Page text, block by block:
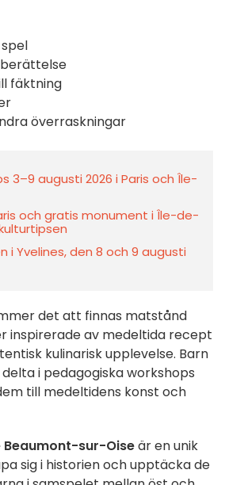
fäktning
överraskningar
3–9 augusti 2026 i Paris och Île-
och gratis monument i Île-de-
i Yvelines, den 8 och 9 augusti
det att finnas matstånd
inspirerade av medeltida recept
kulinarisk upplevelse. Barn
i pedagogiska workshops
till medeltidens konst och
Beaumont-sur-Oiseär en unik
sig i historien och upptäcka de